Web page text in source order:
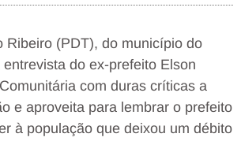
Ribeiro (PDT), do município do
do ex-prefeito Elson
com duras críticas a
e aproveita para lembrar o prefeito
à população que deixou um débito